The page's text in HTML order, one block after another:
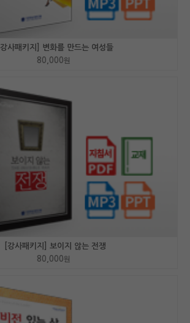
[강사패키지] 변화를 만드는 여성들
80,000원
[강사패키지] 보이지 않는 전쟁
80,000원